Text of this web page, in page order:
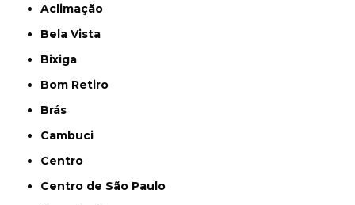
Aclimação
Bela Vista
Bixiga
Bom Retiro
Brás
Cambuci
Centro
Centro de São Paulo